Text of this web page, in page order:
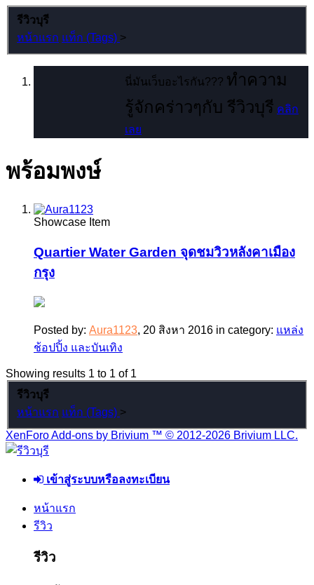
รีวิวบุรี
หน้าแรก แท็ก (Tags) >
นี่มันเว็บอะไรกัน??? ทำความ
รู้จักคร่าวๆกับ รีวิวบุรี คลิก
เลย
พร้อมพงษ์
Showcase Item
Quartier Water Garden จุดชมวิวหลังคาเมือง
กรุง
Posted by: Aura1123, 20 สิงหา 2016 in category: แหล่ง
ช้อปปิ้ง และบันเทิง
Showing results 1 to 1 of 1
รีวิวบุรี
หน้าแรก แท็ก (Tags) >
XenForo Add-ons by Brivium ™ © 2012-2026 Brivium LLC.
เข้าสู่ระบบหรือลงทะเบียน
หน้าแรก
รีวิว
รีวิว